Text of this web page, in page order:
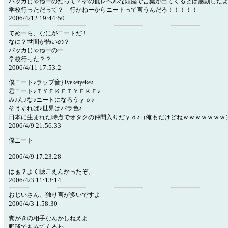
学校行っただって？ 行かねーからニートって言うんだろ！！！！！
2006/4/12 19:44:50
てめーら、なにがニートだ！
なに？世間が怖いの？
バッカじゃねーのー
学校行った？？
2006/4/11 17:53:2
僕ニート♪ラップ音}Tyeketyeke♪
君ニート♪ＴＹＥＫＥＴＹＥＫＥ♪
み♪ん♪な♪ニートになろうｙｏ♪
そうすれば♪世界はバラ色♪
日本に生まれた時点でオタクの仲間入りだｙｏ♪（俺もだけどねｗｗｗｗｗｗｗ）
2006/4/9 21:56:33
僕ニート
2006/4/9 17:23:28
はぁ？よく聴こえんかったぞ。
2006/4/3 11:13:14
おじいさん、独り言が多いですよ
2006/4/3 1:58:30
糞がきの相手なんかしねえよ